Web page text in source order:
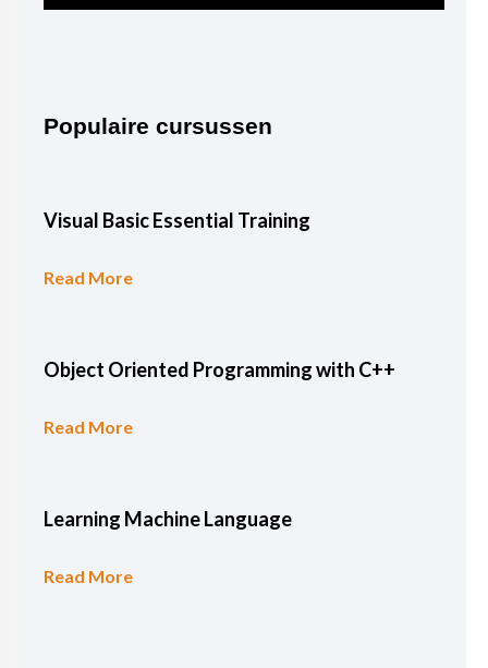
Populaire cursussen
Visual Basic Essential Training
Read More
Object Oriented Programming with C++
Read More
Learning Machine Language
Read More